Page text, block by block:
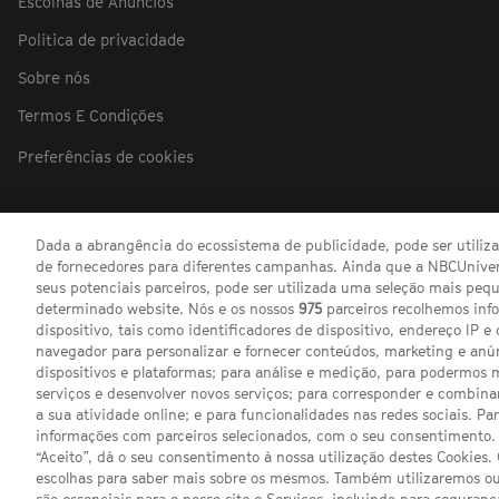
Política de privacidade
Sobre nós
Termos E Condições
Preferências de cookies
Dada a abrangência do ecossistema de publicidade, pode ser
de fornecedores para diferentes campanhas. Ainda que a
seus potenciais parceiros, pode ser utilizada uma seleção mais
determinado website. Nós e os nossos 975 parceiros recolhemos
dispositivo, tais como identificadores de dispositivo, endereço IP e
navegador para personalizar e fornecer conteúdos, marketing e
dispositivos e plataformas; para análise e medição, para podermos
serviços e desenvolver novos serviços; para corresponder e
a sua atividade online; e para funcionalidades nas redes sociais.
informações com parceiros selecionados, com o seu
“Aceito”, dá o seu consentimento à nossa utilização destes
escolhas para saber mais sobre os mesmos. Também utilizaremos